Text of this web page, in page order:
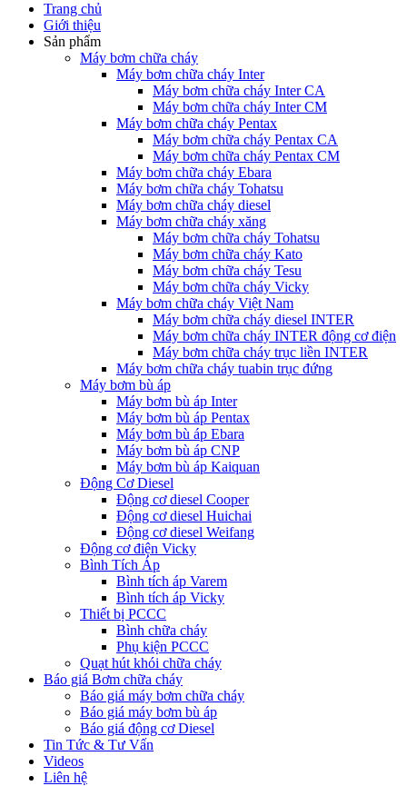
Trang chủ
Giới thiệu
Sản phẩm
Máy bơm chữa cháy
Máy bơm chữa cháy Inter
Máy bơm chữa cháy Inter CA
Máy bơm chữa cháy Inter CM
Máy bơm chữa cháy Pentax
Máy bơm chữa cháy Pentax CA
Máy bơm chữa cháy Pentax CM
Máy bơm chữa cháy Ebara
Máy bơm chữa cháy Tohatsu
Máy bơm chữa cháy diesel
Máy bơm chữa cháy xăng
Máy bơm chữa cháy Tohatsu
Máy bơm chữa cháy Kato
Máy bơm chữa cháy Tesu
Máy bơm chữa cháy Vicky
Máy bơm chữa cháy Việt Nam
Máy bơm chữa cháy diesel INTER
Máy bơm chữa cháy INTER động cơ điện
Máy bơm chữa cháy trục liền INTER
Máy bơm chữa cháy tuabin trục đứng
Máy bơm bù áp
Máy bơm bù áp Inter
Máy bơm bù áp Pentax
Máy bơm bù áp Ebara
Máy bơm bù áp CNP
Máy bơm bù áp Kaiquan
Động Cơ Diesel
Động cơ diesel Cooper
Động cơ diesel Huichai
Động cơ diesel Weifang
Động cơ điện Vicky
Bình Tích Áp
Bình tích áp Varem
Bình tích áp Vicky
Thiết bị PCCC
Bình chữa cháy
Phụ kiện PCCC
Quạt hút khói chữa cháy
Báo giá Bơm chữa cháy
Báo giá máy bơm chữa cháy
Báo giá máy bơm bù áp
Báo giá động cơ Diesel
Tin Tức & Tư Vấn
Videos
Liên hệ